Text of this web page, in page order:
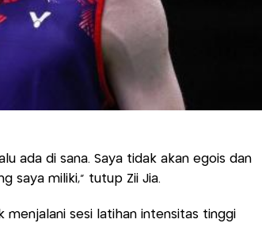
ada di sana. Saya tidak akan egois dan
saya miliki," tutup Zii Jia.
menjalani sesi latihan intensitas tinggi